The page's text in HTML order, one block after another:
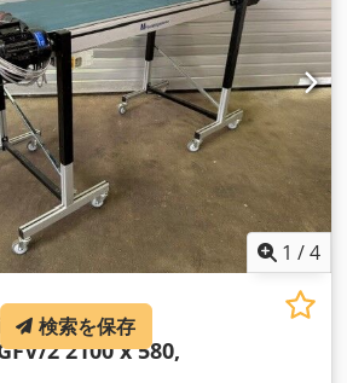
1 /4
M-
2 2100 x 580,
検索を保存